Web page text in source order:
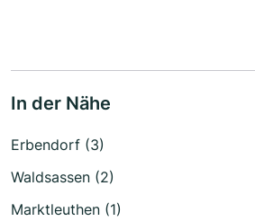
In der Nähe
Erbendorf (3)
Waldsassen (2)
Marktleuthen (1)